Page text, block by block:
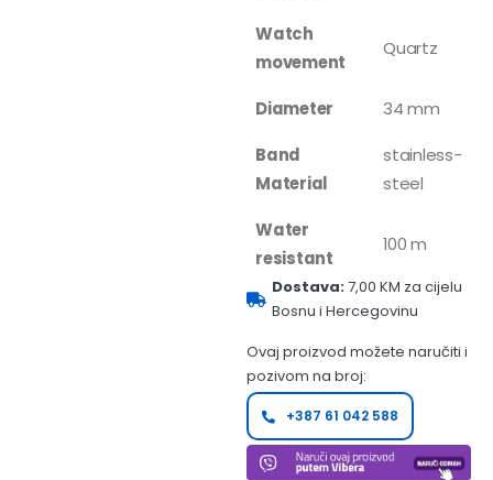
Watch
movement
Quartz
Diameter
34 mm
Band
Material
stainless-
steel
Water
resistant
100 m
Dostava:7,00 KM za cijelu
Bosnu i Hercegovinu
Ovaj proizvod možete naručiti i
pozivom na broj:
+387 61 042 588